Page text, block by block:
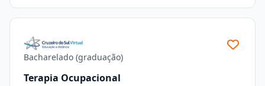
Bacharelado (graduação)
Terapia Ocupacional